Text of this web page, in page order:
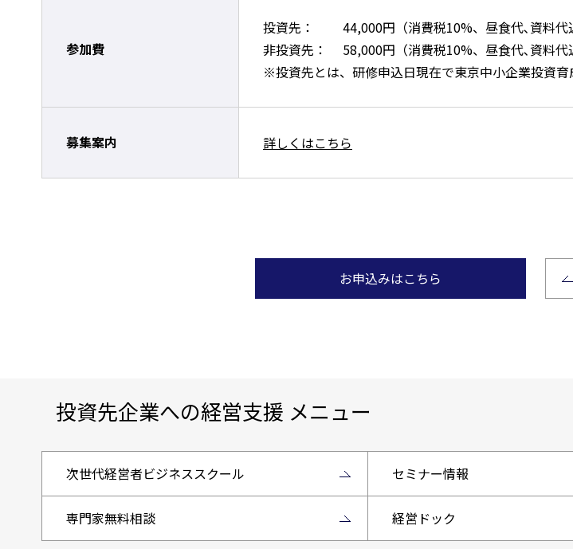
参加費
投資先： 44,000円（消費税10%、昼食代､資料代
非投資先： 58,000円（消費税10%、昼食代､資料代
※投資先とは、研修申込日現在で東京中小企業投資
募集案内 詳しくはこちら
お申込みはこちら
投資先企業への経営支援 メニュー
次世代経営者ビジネススクール セミナー情報
専門家無料相談 経営ドック